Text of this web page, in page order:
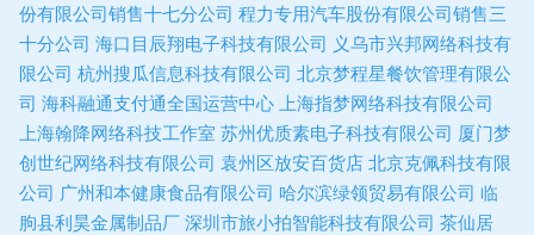
份有限公司销售十七分公司 程力专用汽车股份有限公司销售三
十分公司 海口目辰翔电子科技有限公司 义乌市兴邦网络科技有
限公司 杭州搜瓜信息科技有限公司 北京梦程星餐饮管理有限公
司 海科融通支付通全国运营中心 上海指梦网络科技有限公司
上海翰降网络科技工作室 苏州优质素电子科技有限公司 厦门梦
创世纪网络科技有限公司 袁州区放安百货店 北京克佩科技有限
公司 广州和本健康食品有限公司 哈尔滨绿领贸易有限公司 临
朐县利昊金属制品厂 深圳市旅小拍智能科技有限公司 茶仙居